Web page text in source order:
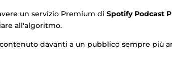
un servizio Premium diSpotify Podcast
all'algoritmo.
davanti a un pubblico sempre più